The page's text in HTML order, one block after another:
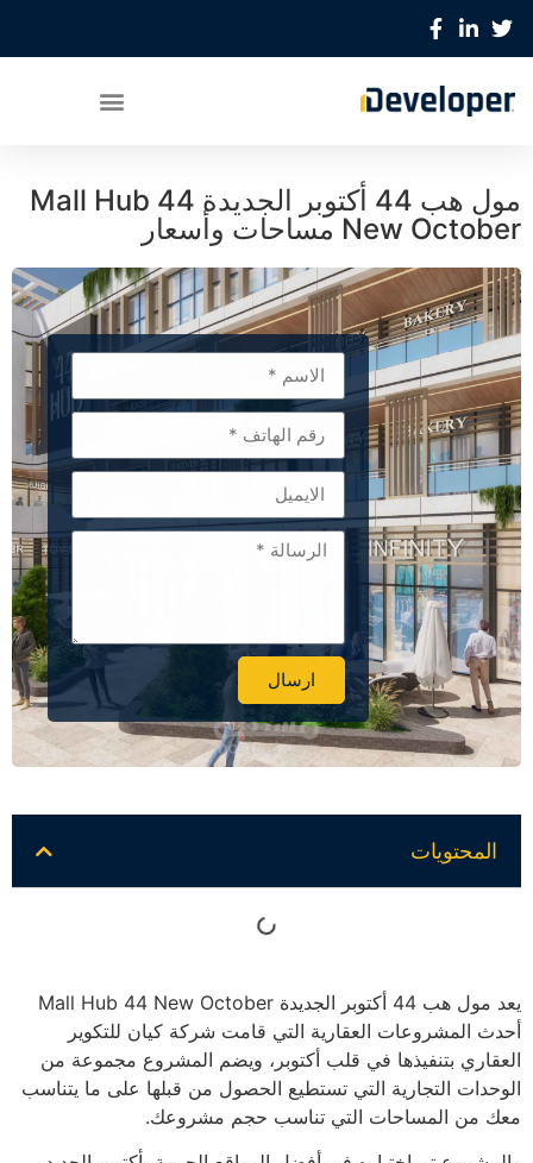
مول هب 44 أكتوبر الجديدة Mall Hub 44
New October مساحات وأسعار
ارسال
Alternative:
المحتويات
يعد مول هب 44 أكتوبر الجديدة Mall Hub 44 New October
أحدث المشروعات العقارية التي قامت شركة كيان للتكوير
العقاري بتنفيذها في قلب أكتوبر، ويضم المشروع مجموعة من
الوحدات التجارية التي تستطيع الحصول من قبلها على ما يتناسب
معك من المساحات التي تناسب حجم مشروعك.